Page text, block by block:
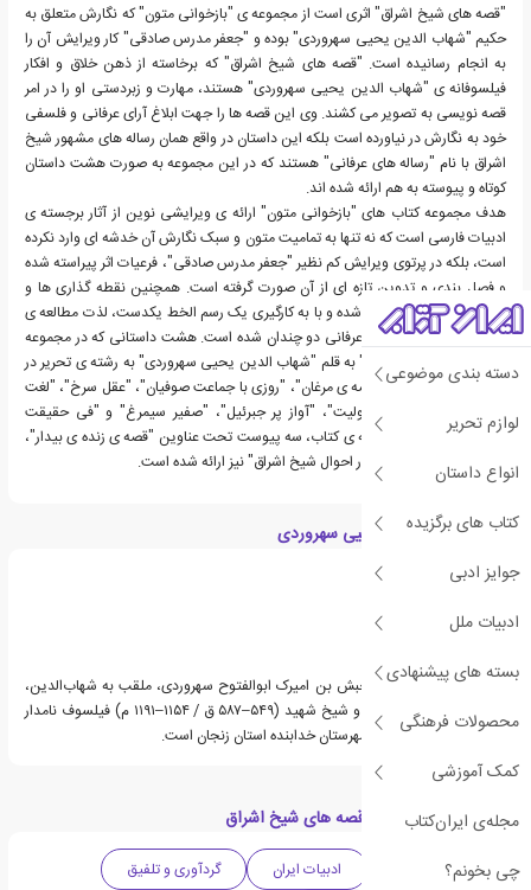
دسته بندی موضوعی
لوازم تحریر
انواع داستان
کتاب های برگزیده
جوایز ادبی
ادبیات ملل
بسته های پیشنهادی
محصولات فرهنگی
کمک آموزشی
مجله‌ی ایران‌کتاب
چی بخونم؟
"قصه های شیخ اشراق" اثری است از مجموعه ی "بازخوانی متون" که نگارش متعلق به
حکیم "شهاب الدین یحیی سهروردی" بوده و "جعفر مدرس صادقی" کار ویرایش آن را
به انجام رسانیده است. "قصه های شیخ اشراق" که برخاسته از ذهن خلاق و افکار
فیلسوفانه ی "شهاب الدین یحیی سهروردی" هستند، مهارت و زبردستی او را در امر
قصه نویسی به تصویر می کشند. وی این قصه ها را جهت ابلاغ آرای عرفانی و فلسفی
خود به نگارش در نیاورده است بلکه این داستان در واقع همان رساله های مشهور شیخ
اشراق با نام "رساله های عرفانی" هستند که در این مجموعه به صورت هشت داستان
کوتاه و پیوسته به هم ارائه شده اند.
هدف مجموعه کتاب های "بازخوانی متون" ارائه ی ویرایشی نوین از آثار برجسته ی
ادبیات فارسی است که نه تنها به تمامیت متون و سبک نگارش آن خدشه ای وارد نکرده
است، بلکه در پرتوی ویرایش کم نظیر "جعفر مدرس صادقی"، فرعیات اثر پیراسته شده
و فصل بندی و تدوین تازه ای از آن صورت گرفته است. همچنین نقطه گذاری ها و
پاراگراف بندی اثر بازبینی شده و با به کارگیری یک رسم الخط یکدست، لذت مطالعه ی
این قصه های حکیمانه و عرفانی دو چندان شده است. هشت داستانی که در مجموعه
ی "قصه های شیخ اشراق" به قلم "شهاب الدین یحیی سهروردی" به رشته ی تحریر در
آمده اند عبارت اند از: "قصه ی مرغان"، "روزی با جماعت صوفیان"، "عقل سرخ"، "لغت
موران"، "فی حالت الطفولیت"، "آواز پر جبرئیل"، "صفیر سیمرغ" و "فی حقیقت
العشق". همچنین در ادامه ی کتاب، سه پیوست تحت عناوین "قصه ی زنده ی بیدار"،
"قصه ی غربت غربی" و "در احوال شیخ اشراق" نیز ارائه شده است.
درباره شهاب الدین یحیی سهروردی
شهاب الدین یحیی بن حبش بن امیرک ابوالفتوح سهروردی، ملقب به شهاب‌الدین،
شیخ اشراق، شیخ مقتول و شیخ شهید (۵۴۹–۵۸۷ ق / ۱۱۵۴–۱۱۹۱ م) فیلسوف نامدار
ایرانی اهل شهر سهرورد شهرستان خدابنده استان زنجان است.
دسته بندی های کتاب قصه های شیخ اشراق
ادبیات کلاسیک ادبیات ایران
گردآوری و تلفیق